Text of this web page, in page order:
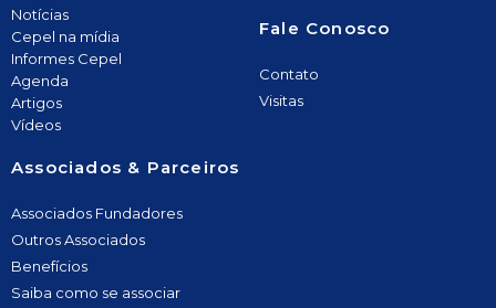
Notícias
Cepel na mídia
Informes Cepel
Agenda
Artigos
Vídeos
Fale Conosco
Contato
Visitas
Associados & Parceiros
Associados Fundadores
Outros Associados
Benefícios
Saiba como se associar